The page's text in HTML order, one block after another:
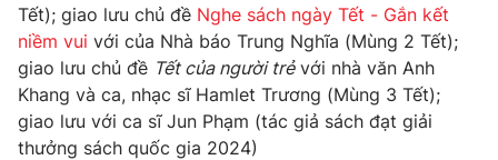
THỜI BÁO VTV
Tết); giao lưu chủ đề Nghe sách ngày Tết - Gắn kết
niềm vui với của Nhà báo Trung Nghĩa (Mùng 2 Tết);
giao lưu chủ đề Tết của người trẻvới nhà văn Anh
Khang và ca, nhạc sĩ Hamlet Trương (Mùng 3 Tết);
giao lưu với ca sĩ Jun Phạm (tác giả sách đạt giải
thưởng sách quốc gia 2024)